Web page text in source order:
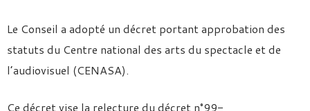
Le Conseil a adopté un décret portant approbation des
statuts du Centre national des arts du spectacle et de
l’audiovisuel (CENASA).
Ce décret vise la relecture du décret n°99-